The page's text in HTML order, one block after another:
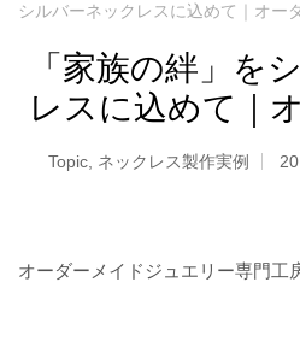
シルバーネックレスに込めて｜オー
「家族の絆」を
レスに込めて｜
Topic, ネックレス製作実例
オーダーメイドジュエリー専門工